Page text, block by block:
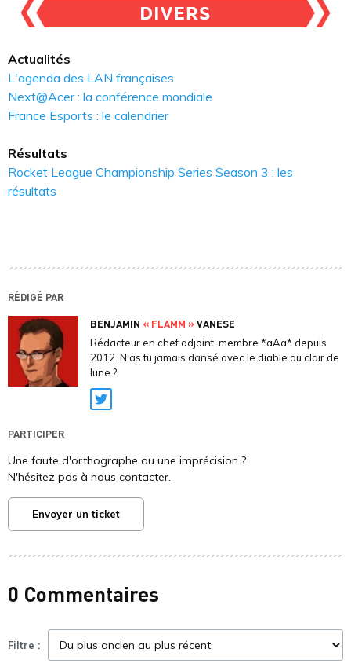
Actualités
L'agenda des LAN françaises
Next@Acer : la conférence mondiale
France Esports : le calendrier
Résultats
Rocket League Championship Series Season 3 : les
résultats
RÉDIGÉ PAR
BENJAMIN « FLAMM »VANESE
Rédacteur en chef adjoint, membre *aAa* depuis
2012. N'as tu jamais dansé avec le diable au clair de
lune ?
Twitter
PARTICIPER
Une faute d'orthographe ou une imprécision ?
N'hésitez pas à nous contacter.
Envoyer un ticket
0 Commentaires
Filtre :